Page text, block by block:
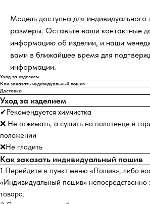
Модель доступна для
размеры. Оставьте ваши контактные
информацию об изделии, и наши
вами в ближайшее время для
информации.
Уход за изделием
Как заказать индивидуальный пошив
Доставка
Уход за изделием
✔Рекомендуется химчистка
❌ Не отжимать, а сушить на полотенце в
положении
❌Не гладить
Как заказать индивидуальный пошив
1.Перейдите в пункт меню «Пошив», либо
«Индивидуальный пошив» непосредственно
товара.